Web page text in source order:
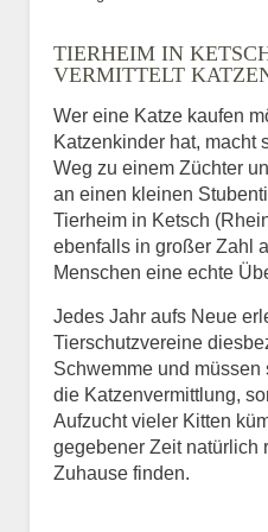
BILD
Vermisst seit
Ort des
TIERHEIM IN
VERMITTELT
Wer eine Katze kaufen
Katzenkinder hat, macht
Weg zu einem Züchter
an einen kleinen
Tierheim in Ketsch
ebenfalls in großer Zahl
Menschen eine echte
Jedes Jahr aufs Neue
Tierschutzvereine
Schwemme und
die Katzenvermittlung,
Aufzucht vieler Kitten
gegebener Zeit natürlich
Zuhause finden.